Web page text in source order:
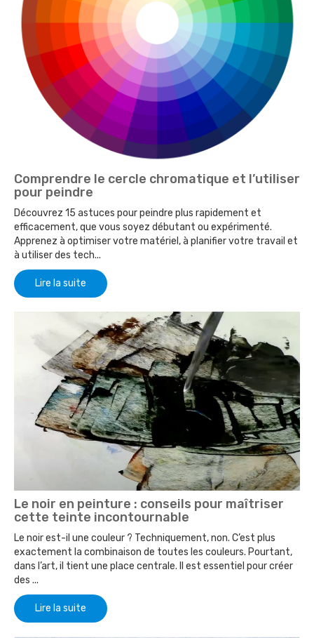
Comprendre le cercle chromatique et l’utiliser
pour peindre
Découvrez 15 astuces pour peindre plus rapidement et
efficacement, que vous soyez débutant ou expérimenté.
Apprenez à optimiser votre matériel, à planifier votre travail et
à utiliser des tech...
Lire la suite
Le noir en peinture : conseils pour maîtriser
cette teinte incontournable
Le noir est-il une couleur ? Techniquement, non. C’est plus
exactement la combinaison de toutes les couleurs. Pourtant,
dans l’art, il tient une place centrale. Il est essentiel pour créer
des ...
Lire la suite